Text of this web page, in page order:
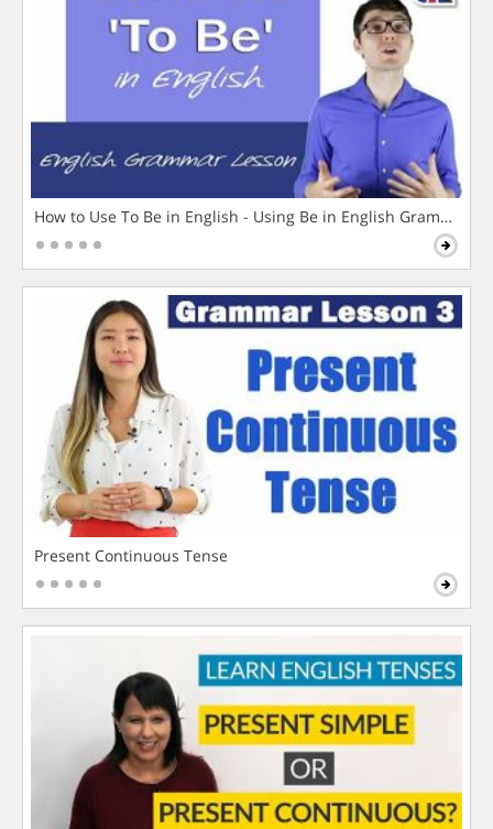
How to Use To Be in English - Using Be in English Grammar
Present Continuous Tense